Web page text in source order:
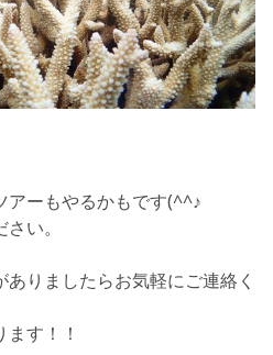
アーもやるかもです(^^♪
い。
りましたらお気軽にご連絡く
す！！